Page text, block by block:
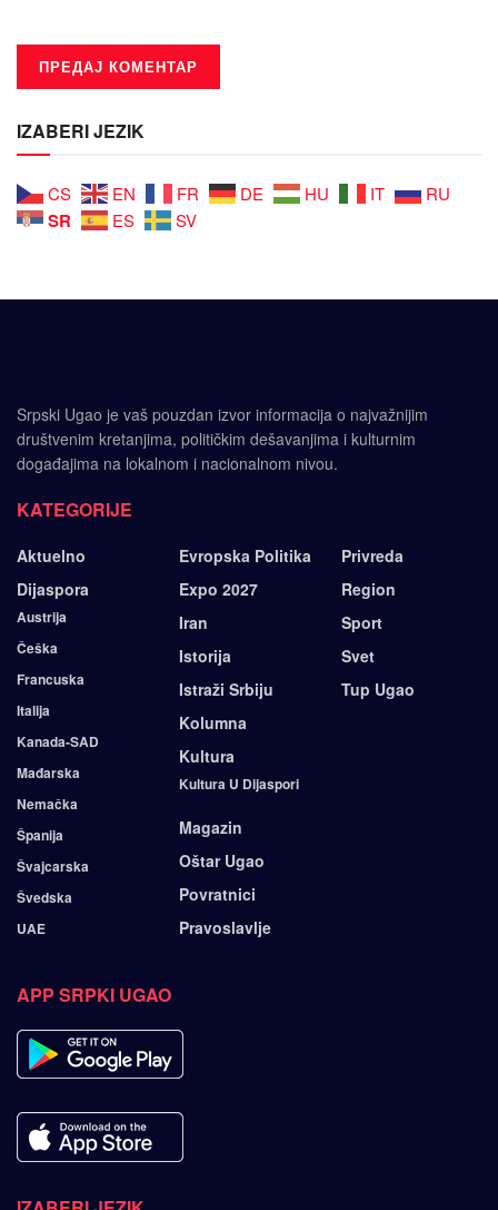
IZABERI JEZIK
CS EN FR DE HU IT RU
SR ES SV
Srpski Ugao je vaš pouzdan izvor informacija o najvažnijim
društvenim kretanjima, političkim dešavanjima i kulturnim
događajima na lokalnom i nacionalnom nivou.
KATEGORIJE
Aktuelno
Dijaspora
Austrija
Češka
Francuska
Italija
Kanada-SAD
Mađarska
Nemačka
Španija
Švajcarska
Švedska
UAE
Evropska Politika
Expo 2027
Iran
Istorija
Istraži Srbiju
Kolumna
Kultura
Kultura U Dijaspori
Magazin
Oštar Ugao
Povratnici
Pravoslavlje
Privreda
Region
Sport
Svet
Tup Ugao
APP SRPKI UGAO